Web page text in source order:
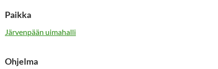
Paikka
Järvenpään uimahalli
Ohjelma